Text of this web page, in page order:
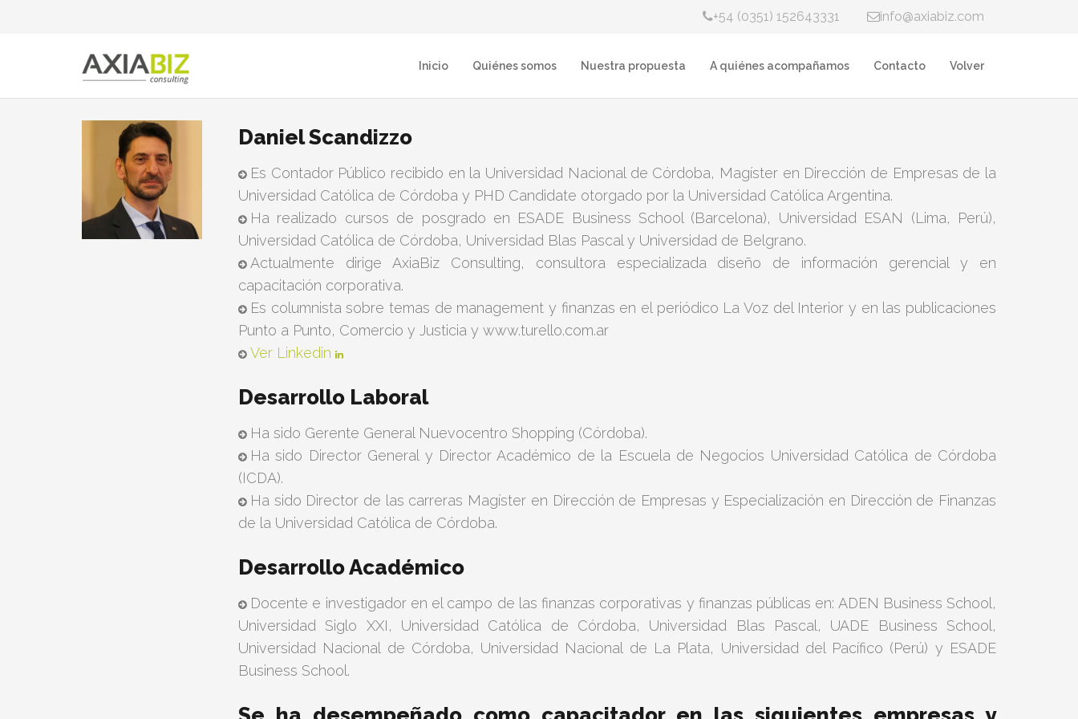
+54 (0351) 152643331 info@axiabiz.com
Inicio Quiénes somos Nuestra propuesta A quiénes acompañamos Contacto Volver
Daniel Scandizzo
Es Contador Público recibido en la Universidad Nacional de Córdoba, Magíster en Dirección de Empresas de la
Universidad Católica de Córdoba y PHD Candidate otorgado por la Universidad Católica Argentina.
Ha realizado cursos de posgrado en ESADE Business School (Barcelona), Universidad ESAN (Lima, Perú),
Universidad Católica de Córdoba, Universidad Blas Pascal y Universidad de Belgrano.
Actualmente dirige AxiaBiz Consulting, consultora especializada diseño de información gerencial y en
capacitación corporativa.
Es columnista sobre temas de management y finanzas en el periódico La Voz del Interior y en las publicaciones
Punto a Punto, Comercio y Justicia y www.turello.com.ar
Ver Linkedin
Desarrollo Laboral
Ha sido Gerente General Nuevocentro Shopping (Córdoba).
Ha sido Director General y Director Académico de la Escuela de Negocios Universidad Católica de Córdoba
(ICDA).
Ha sido Director de las carreras Magíster en Dirección de Empresas y Especialización en Dirección de Finanzas
de la Universidad Católica de Córdoba.
Desarrollo Académico
Docente e investigador en el campo de las finanzas corporativas y finanzas públicas en: ADEN Business School,
Universidad Siglo XXI, Universidad Católica de Córdoba, Universidad Blas Pascal, UADE Business School,
Universidad Nacional de Córdoba, Universidad Nacional de La Plata, Universidad del Pacífico (Perú) y ESADE
Business School.